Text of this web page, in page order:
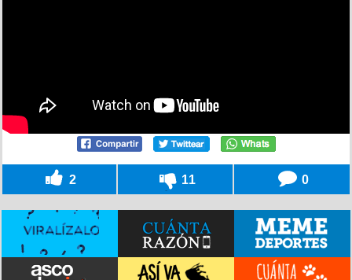
2 11 0